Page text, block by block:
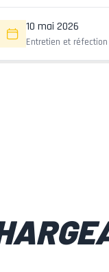
10 mai 2026
Entretien et